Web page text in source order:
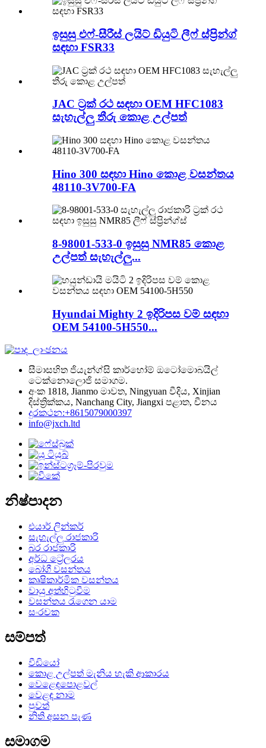
ඉසුසු එෆ්-සීරීස් ලයිට් ඩියුටි ලීෆ් ස්ප්‍රින්ග්
සඳහා FSR33
JAC ට්‍රක් රථ සඳහා OEM HFC1083
සැහැල්ලු තීරු කොළ උල්පත්
Hino 300 සඳහා Hino කොළ වසන්තය
48110-3V700-FA
8-98001-533-0 ඉසුසු NMR85 කොළ
උල්පත් සැහැල්ලු...
Hyundai Mighty 2 ඉදිරිපස වම් සඳහා
OEM 54100-5H550...
සීමාසහිත ජියැන්ග්සි කාර්හෝම් ඔටෝමොබයිල්
ටෙක්නොලොජි සමාගම.
අංක 1818, Jianmo මාවත, Ningyuan වීදිය, Xinjian
දිස්ත්‍රික්කය, Nanchang City, Jiangxi පළාත, චීනය
දුරකථන:+8615079000397
info@jxch.ltd
නිෂ්පාදන
එයාර් ලින්කර්
සැහැල්ලු රාජකාරි
බර රාජකාරි
අර්ධ ට්‍රේලරය
බෝගී වසන්තය
කෘෂිකාර්මික වසන්තය
වායු අත්හිටුවීම
වසන්තය රැගෙන යාම
සංරචක
සම්පත්
වීඩියෝ
කොළ උල්පත් මැනිය හැකි ආකාරය
වෙළෙඳපොළවල්
වෙළඳ නාම
පුවත්
නිති අසන පැණ
සමාගම